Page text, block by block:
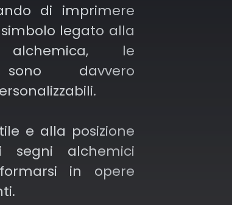
e New School,
colori vivaci e
essere utili
nell’espressione
come il
dotwork, che
e il punto per
e profondità per
di imprimere
legato alla
alchemica, le
davvero
e alla posizione
alchemici
in opere